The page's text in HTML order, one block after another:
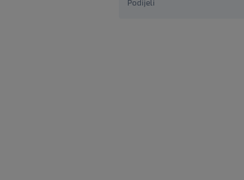
Podijeli